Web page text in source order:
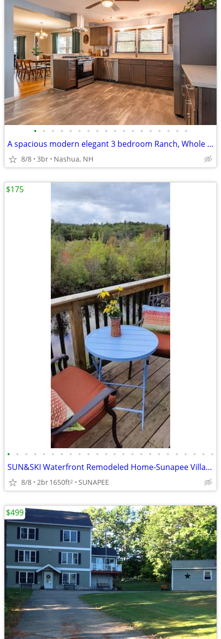
• • • • • • • • • • • • • • • • • •
A spacious modern elegant 3 bedroom Ranch, Whole House
8/8 3br Nashua, NH
• • • • • • • • • • • • • • • • • • • • • • • •
SUN&SKI Waterfront Remodeled Home-Sunapee Village
8/8 2br1650ft2 SUNAPEE
$175
$499